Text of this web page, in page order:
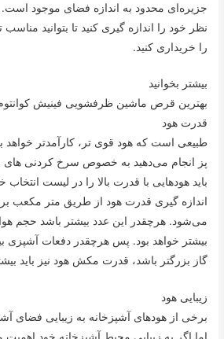
جزیره‌ای محدود به اندازه فضای موجود
نظر خود را اندازه گیری کنید تا بتوانید
را خریداری کنید.
بیشتر بخوانید
بهترین قرص ماشین ظرفشویی فینیش
قدرت هود
طبیعی است که هود قوی تر، کارآمدتر خواهد
پز انجام می‌دهید به خصوص سرخ کردنی های
باید هودهایی با قدرت بالا را در لیست انتخاب
می‌شود. هرچقدر این عدد بیشتر باشد حجم
بیشتر خواهد بود. پس هرچقدر دفعات آشپزی
گاز بزرگتر باشد، قدرت مکش هود نیز باید
زیبایی هود
برخی از هودهای آشپزخانه به زیبایی فضای